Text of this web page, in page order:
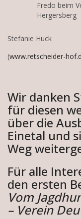
Fredo beim
Hergersberg
Stefanie Huck
(www.retscheider-
Wir danken
für diesen
über die
Einetal und
Weg
Für alle
den ersten
Vom
– Verein